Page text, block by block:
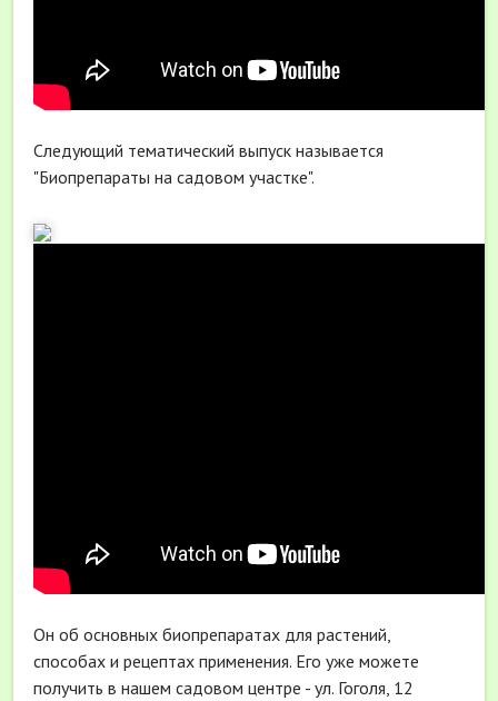
Следующий тематический выпуск называется
"Биопрепараты на садовом участке".
Он об основных биопрепаратах для растений,
способах и рецептах применения. Его уже можете
получить в нашем садовом центре - ул. Гоголя, 12